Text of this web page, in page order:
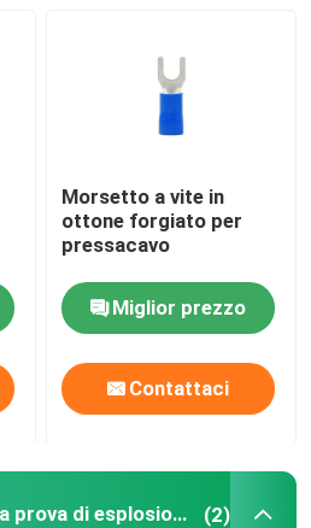
Morsetto a vite in
ottone forgiato per
pressacavo
Miglior prezzo
Contattaci
Interruttori e prese a prova di esplosione (2)